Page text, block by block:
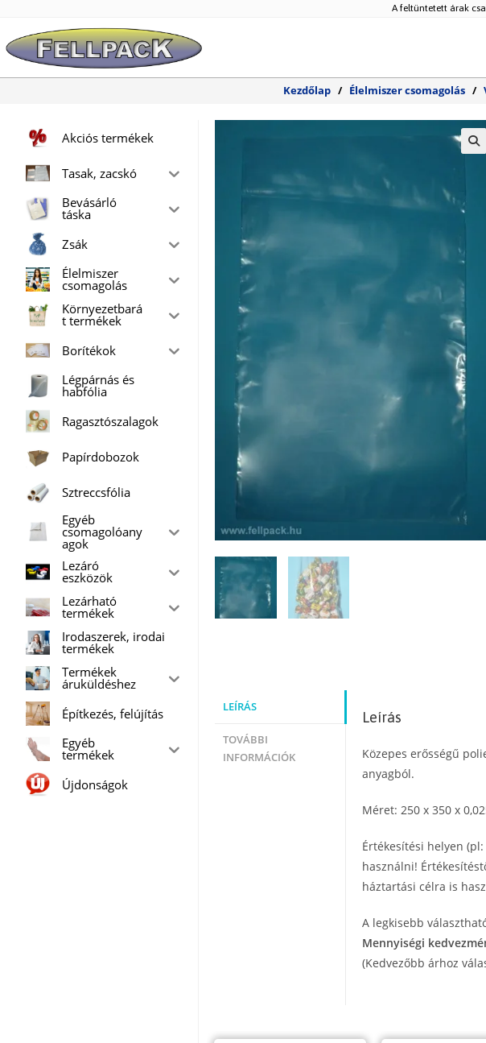
content
A feltüntetett árak
Kezdőlap / Élelmiszer csomagolás /
LEÍRÁS
TOVÁBBI
INFORMÁCIÓK
Leírás
Közepes erősségű
anyagból.
Méret: 250 x 350 x
Értékesítési helyen
használni!
háztartási célra is
A legkisebb
Mennyiségi
(Kedvezőbb árhoz
Akciós termékek
Tasak, zacskó
Bevásárló
táska
Zsák
Élelmiszer
csomagolás
Környezetbará
t termékek
Borítékok
Légpárnás és
habfólia
Ragasztószalagok
Papírdobozok
Sztreccsfólia
Egyéb
csomagolóany
agok
Lezáró
eszközök
Lezárható
termékek
Irodaszerek, irodai
termékek
Termékek
áruküldéshez
Építkezés, felújítás
Egyéb
termékek
Újdonságok